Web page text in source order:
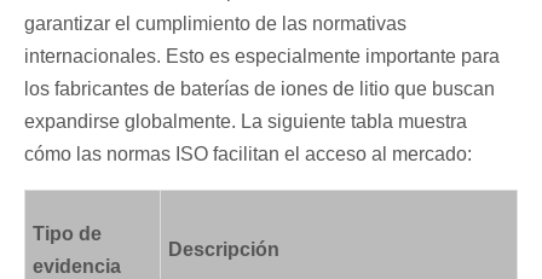
garantizar el cumplimiento de las normativas
internacionales. Esto es especialmente importante para
los fabricantes de baterías de iones de litio que buscan
expandirse globalmente. La siguiente tabla muestra
cómo las normas ISO facilitan el acceso al mercado:
Tipo de
evidencia
Descripción